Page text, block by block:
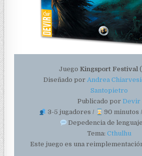
Juego Kingsport Festival
Diseñado por Andrea
Santopietro
Publicado por Devir
3-5 jugadores /
90 minutos /
Depedencia de
Tema: Cthulhu
Este juego es una